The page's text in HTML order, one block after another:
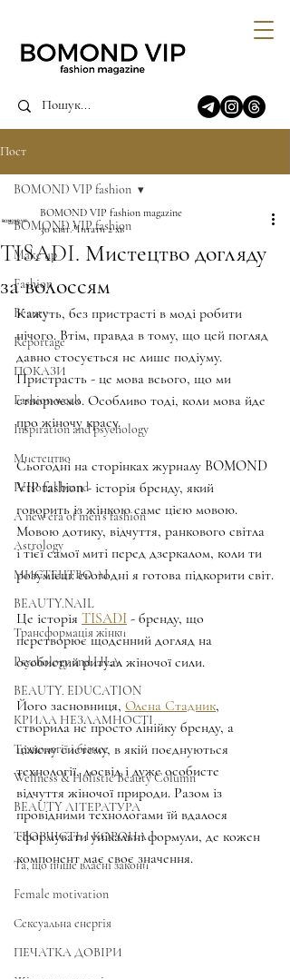
Пост
BOMOND VIP fashion
Make up
Fashion
Beauty
Reportage
ПОКАЗИ
Fashion week
Inspiration and psychology
Мистецтво
Personal brand
A new era of men's fashion
Astrology
МИСТЕЦТВО AI
BEAUTY.NAIL
Трансформація жінки
Psychology and LILA
BEAUTY. EDUCATION
КРИЛА НЕЗЛАМНОСТІ
Технології і бізнес
Wellness & Holistic Beauty Column
BEAUTY ЛІТЕРАТУРА
ТВОРЧІСТЬ І КОРОНА
Та, що пише власні закони
Female motivation
Сексуальна енергія
ПЕЧАТКА ДОВІРИ
BOMOND VIP fashion
TISADI. Мистецтво догляду
за волоссям
BOMOND VIP fashion magazine
30 квіт.Читати 2 хв
Кажуть, без пристрасті в моді робити
нічого. Втім, правда в тому, що цей погляд
давно стосується не лише подіуму.
Пристрасть - це мова всього, що ми
створюємо. Особливо тоді, коли мова йде
про жіночу красу.
Сьогодні на сторінках журналу BOMOND
VIP fashion - історія бренду, який
говорить із жінкою саме цією мовою.
Мовою дотику, відчуття, ранкового світла
і тієї самої миті перед дзеркалом, коли ти
розумієш: сьогодні я готова підкорити світ.
Це історія TISADI - бренду, що
перетворює щоденний догляд на
особистий ритуал жіночої сили.
Його засновниця, Олена Стадник,
створила не просто лінійку бренду, а
цілісну систему, в якій поєднуються
технології, досвід і дуже особисте
відчуття жіночої природи. Разом із
провідними технологами їй вдалося
сформувати унікальні формули, де кожен
компонент має своє значення.